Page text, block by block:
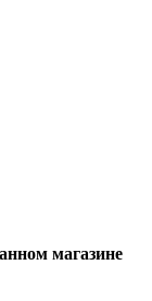
магазине